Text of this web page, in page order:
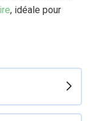
, idéale pour